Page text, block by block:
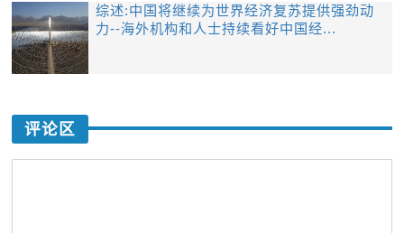
综述:中国将继续为世界经济复苏提供强劲动
力--海外机构和人士持续看好中国经...
评论区